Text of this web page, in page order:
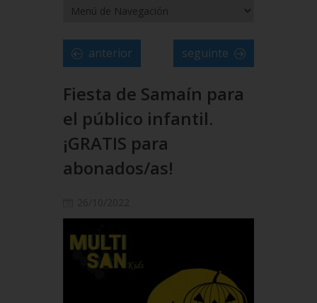
anterior seguinte
Fiesta de Samaín para
el público infantil.
¡GRATIS para
abonados/as!